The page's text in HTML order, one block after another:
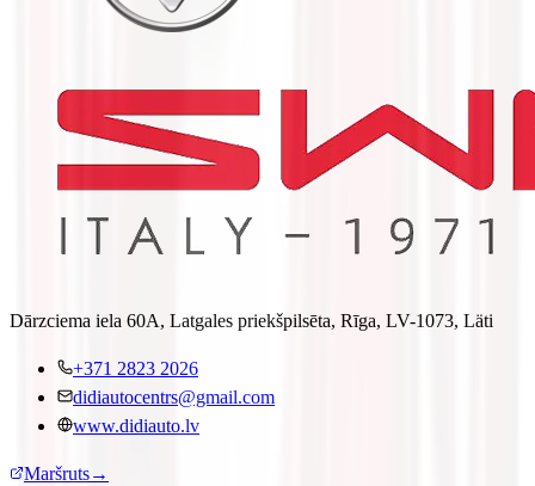
Dārzciema iela 60A, Latgales priekšpilsēta, Rīga, LV-1073, Läti
+371 2823 2026
didiautocentrs@gmail.com
www.didiauto.lv
Maršruts→